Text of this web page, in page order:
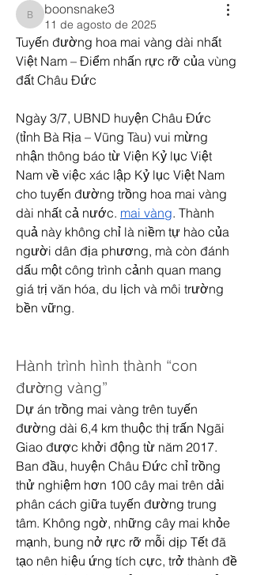
boonsnake3
boonsnake3
11 de agosto de 2025
Tuyến đường hoa mai vàng dài nhất
Việt Nam – Điểm nhấn rực rỡ của vùng
đất Châu Đức
Ngày 3/7, UBND huyện Châu Đức
(tỉnh Bà Rịa – Vũng Tàu) vui mừng
nhận thông báo từ Viện Kỷ lục Việt
Nam về việc xác lập Kỷ lục Việt Nam
cho tuyến đường trồng hoa mai vàng
dài nhất cả nước. mai vàng. Thành
quả này không chỉ là niềm tự hào của
người dân địa phương, mà còn đánh
dấu một công trình cảnh quan mang
giá trị văn hóa, du lịch và môi trường
bền vững.
Hành trình hình thành “con
đường vàng”
Dự án trồng mai vàng trên tuyến
đường dài 6,4 km thuộc thị trấn Ngãi
Giao được khởi động từ năm 2017.
Ban đầu, huyện Châu Đức chỉ trồng
thử nghiệm hơn 100 cây mai trên dải
phân cách giữa tuyến đường trung
tâm. Không ngờ, những cây mai khỏe
mạnh, bung nở rực rỡ mỗi dịp Tết đã
tạo nên hiệu ứng tích cực, trở thành đề